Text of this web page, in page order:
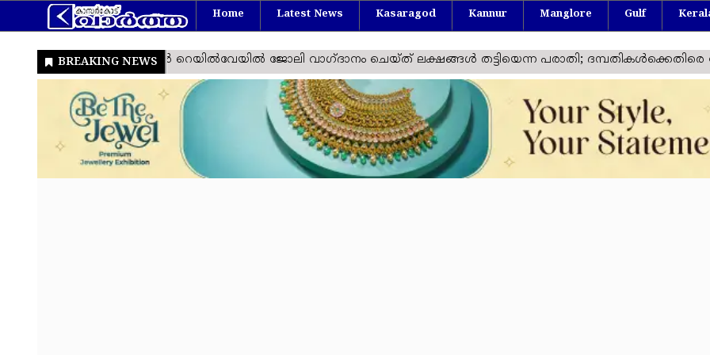
Home Latest News Kasaragod Kannur Manglore Gulf